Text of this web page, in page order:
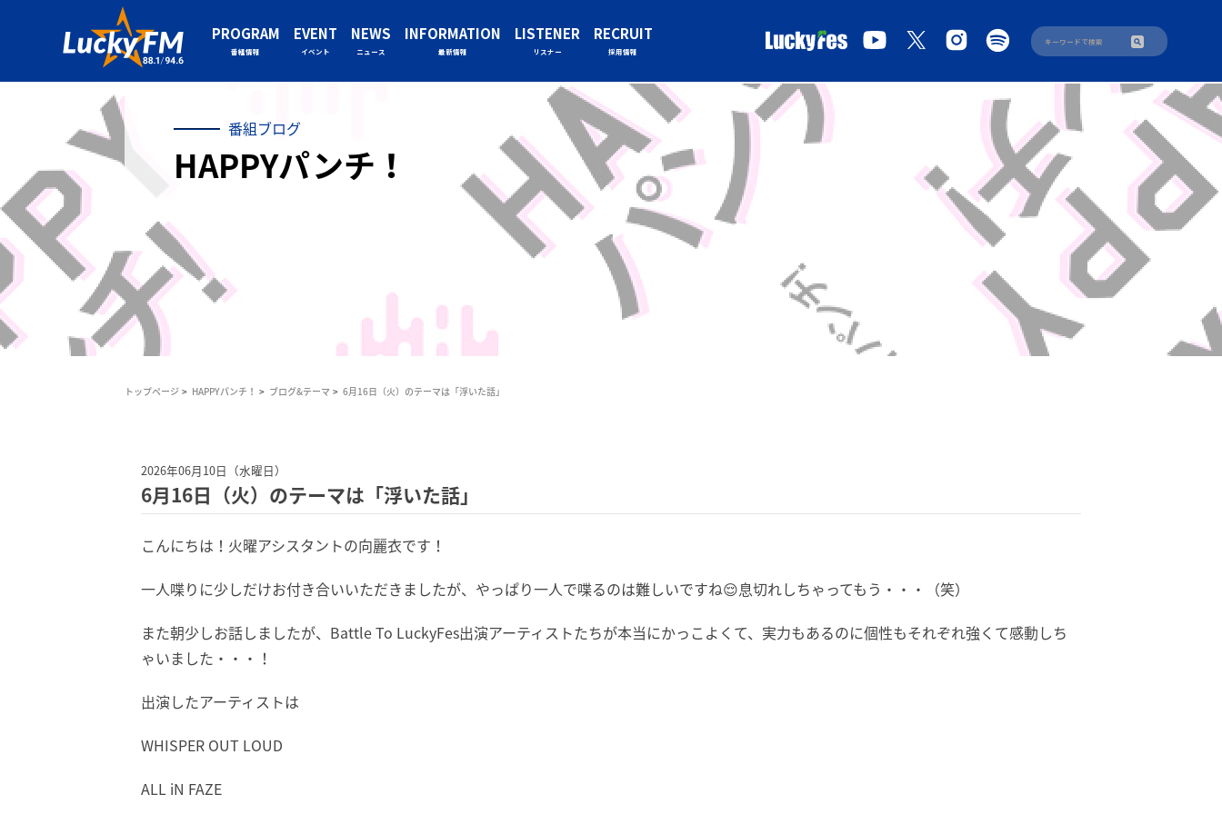
PROGRAM
番組情報
EVENT
イベント
NEWS
ニュース
INFORMATION
最新情報
LISTENER
リスナー
RECRUIT
採用情報
番組ブログ
HAPPYパンチ！
トップページ HAPPYパンチ！ ブログ&テーマ 6月16日（火）のテーマは「浮いた話」
2026年06月10日（水曜日）
6月16日（火）のテーマは「浮いた話」
こんにちは！火曜アシスタントの向麗衣です！
一人喋りに少しだけお付き合いいただきましたが、やっぱり一人で喋るのは難しいですね😌息切れしちゃってもう・・・（笑）
また朝少しお話しましたが、Battle To LuckyFes出演アーティストたちが本当にかっこよくて、実力もあるのに個性もそれぞれ強くて感動しち
ゃいました・・・！
出演したアーティストは
WHISPER OUT LOUD
ALL iN FAZE